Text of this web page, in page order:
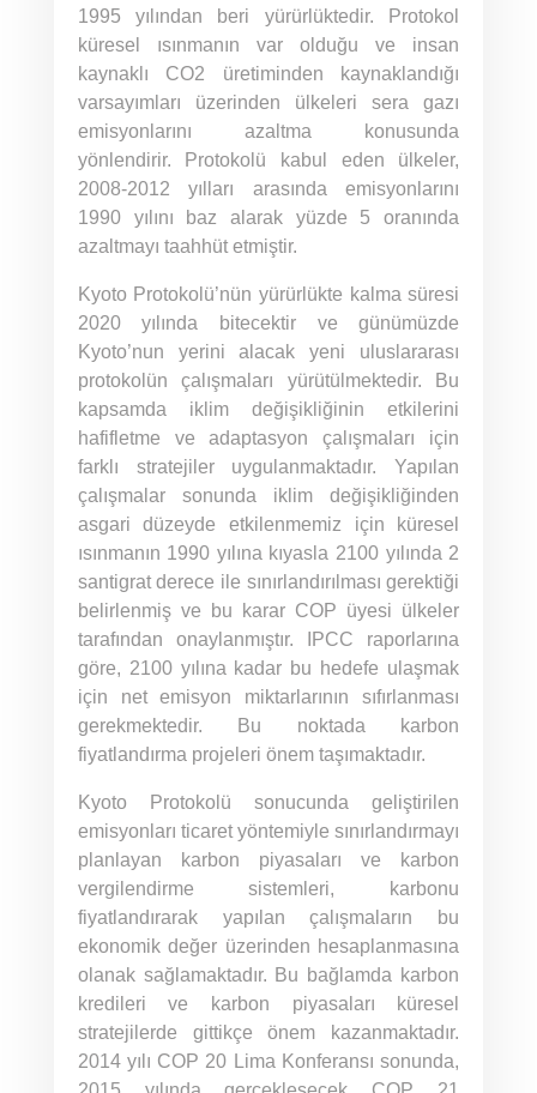
1995 yılından beri yürürlüktedir. Protokol
küresel ısınmanın var olduğu ve insan
kaynaklı CO2 üretiminden kaynaklandığı
varsayımları üzerinden ülkeleri sera gazı
emisyonlarını azaltma konusunda
yönlendirir. Protokolü kabul eden ülkeler,
2008-2012 yılları arasında emisyonlarını
1990 yılını baz alarak yüzde 5 oranında
azaltmayı taahhüt etmiştir.
Kyoto Protokolü’nün yürürlükte kalma süresi
2020 yılında bitecektir ve günümüzde
Kyoto’nun yerini alacak yeni uluslararası
protokolün çalışmaları yürütülmektedir. Bu
kapsamda iklim değişikliğinin etkilerini
hafifletme ve adaptasyon çalışmaları için
farklı stratejiler uygulanmaktadır. Yapılan
çalışmalar sonunda iklim değişikliğinden
asgari düzeyde etkilenmemiz için küresel
ısınmanın 1990 yılına kıyasla 2100 yılında 2
santigrat derece ile sınırlandırılması gerektiği
belirlenmiş ve bu karar COP üyesi ülkeler
tarafından onaylanmıştır. IPCC raporlarına
göre, 2100 yılına kadar bu hedefe ulaşmak
için net emisyon miktarlarının sıfırlanması
gerekmektedir. Bu noktada karbon
fiyatlandırma projeleri önem taşımaktadır.
Kyoto Protokolü sonucunda geliştirilen
emisyonları ticaret yöntemiyle sınırlandırmayı
planlayan karbon piyasaları ve karbon
vergilendirme sistemleri, karbonu
fiyatlandırarak yapılan çalışmaların bu
ekonomik değer üzerinden hesaplanmasına
olanak sağlamaktadır. Bu bağlamda karbon
kredileri ve karbon piyasaları küresel
stratejilerde gittikçe önem kazanmaktadır.
2014 yılı COP 20 Lima Konferansı sonunda,